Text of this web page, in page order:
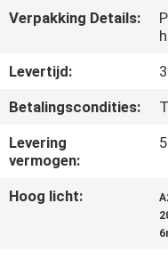
CONTACTEER
VERZOEK
OM
EEN
CITAAT
Verpakking Details:
Levertijd:
Betalingscondities:
Levering
vermogen:
Hoog licht: